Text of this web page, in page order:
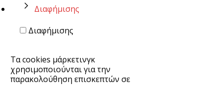
Διαφήμισης
Διαφήμισης
Τα cookies μάρκετινγκ
χρησιμοποιούνται για την
παρακολούθηση επισκεπτών σε